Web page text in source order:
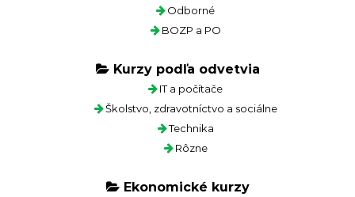
Odborné
BOZP a PO
Kurzy podľa odvetvia
IT a počítače
Školstvo, zdravotníctvo a sociálne
Technika
Rôzne
Ekonomické kurzy